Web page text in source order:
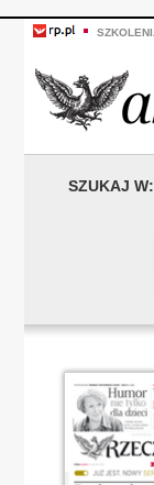
SZUKAJ W: